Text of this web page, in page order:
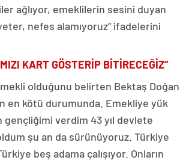
ağlıyor, emeklilerin sesini duyan
nefes alamıyoruz” ifadelerini
KART GÖSTERİP BİTİRECEĞİZ”
emekli olduğunu belirten Bektaş Doğan
en kötü durumunda. Emekliye yük
gençliğimi verdim 43 yıl devlete
şu an da sürünüyoruz. Türkiye
beş adama çalışıyor. Onların